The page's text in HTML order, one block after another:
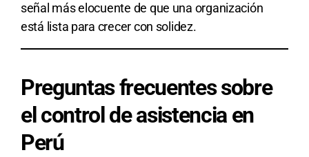
señal más elocuente de que una organización
está lista para crecer con solidez.
Preguntas frecuentes sobre
el control de asistencia en
Perú